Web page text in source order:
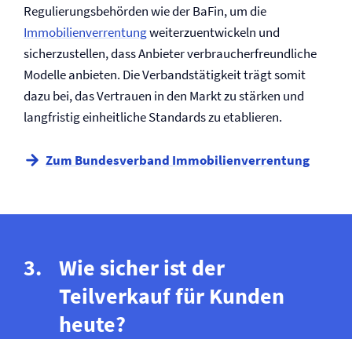
Regulierungsbehörden wie der BaFin, um die
Immobilien­verrentungweiterzuentwickeln und
sicherzustellen, dass Anbieter verbraucherfreundliche
Modelle anbieten. Die Verbandstätigkeit trägt somit
dazu bei, das Vertrauen in den Markt zu stärken und
langfristig einheitliche Standards zu etablieren.
Zum Bundesverband Immobilien­verrentung
Wie sicher ist der
Teilverkauf für Kunden
heute?